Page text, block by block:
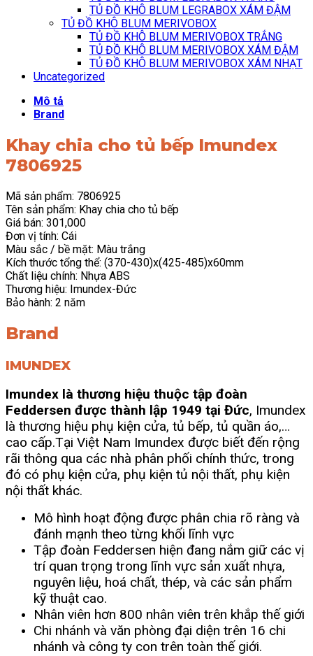
TỦ ĐỒ KHÔ BLUM LEGRABOX XÁM ĐẬM
TỦ ĐỒ KHÔ BLUM MERIVOBOX
TỦ ĐỒ KHÔ BLUM MERIVOBOX TRẮNG
TỦ ĐỒ KHÔ BLUM MERIVOBOX XÁM ĐẬM
TỦ ĐỒ KHÔ BLUM MERIVOBOX XÁM NHẠT
Uncategorized
Mô tả
Brand
Khay chia cho tủ bếp Imundex
7806925
Mã sản phẩm: 7806925
Tên sản phẩm: Khay chia cho tủ bếp
Giá bán: 301,000
Đơn vị tính: Cái
Màu sắc / bề mặt: Màu trắng
Kích thước tổng thể: (370-430)x(425-485)x60mm
Chất liệu chính: Nhựa ABS
Thương hiệu: Imundex-Đức
Bảo hành: 2 năm
Brand
IMUNDEX
Imundex là thương hiệu thuộc tập đoàn
Feddersen được thành lập 1949 tại Đức, Imundex
là thương hiệu phụ kiện cửa, tủ bếp, tủ quần áo,…
cao cấp.Tại Việt Nam Imundex được biết đến rộng
rãi thông qua các nhà phân phối chính thức, trong
đó có phụ kiện cửa, phụ kiện tủ nội thất, phụ kiện
nội thất khác.
Mô hình hoạt động được phân chia rõ ràng và
đánh mạnh theo từng khối lĩnh vực
Tập đoàn Feddersen hiện đang nắm giữ các vị
trí quan trọng trong lĩnh vực sản xuất nhựa,
nguyên liệu, hoá chất, thép, và các sản phẩm
kỹ thuật cao.
Nhân viên hơn 800 nhân viên trên khắp thế giới
Chi nhánh và văn phòng đại diện trên 16 chi
nhánh và công ty con trên toàn thế giới.